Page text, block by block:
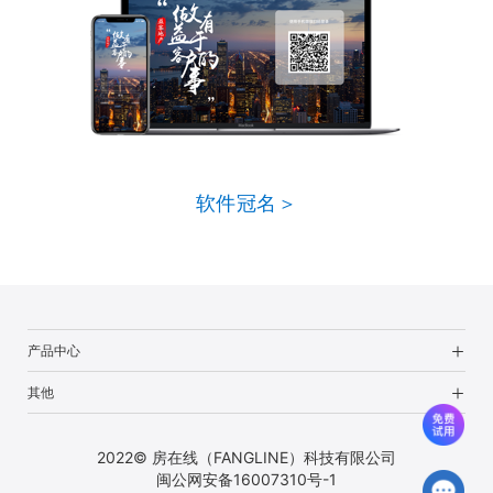
软件冠名＞
产品中心
其他
2022© 房在线（FANGLINE）科技有限公司
闽公网安备16007310号-1